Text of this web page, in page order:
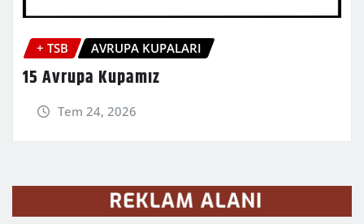
+ TSB AVRUPA KUPALARI
15 Avrupa Kupamız
Tem 24, 2026